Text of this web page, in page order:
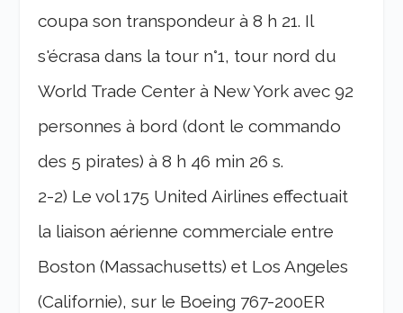
coupa son transpondeur à 8 h 21. Il
s'écrasa dans la tour n°1, tour nord du
World Trade Center à New York avec 92
personnes à bord (dont le commando
des 5 pirates) à 8 h 46 min 26 s.
2-2) Le vol 175 United Airlines effectuait
la liaison aérienne commerciale entre
Boston (Massachusetts) et Los Angeles
(Californie), sur le Boeing 767-200ER